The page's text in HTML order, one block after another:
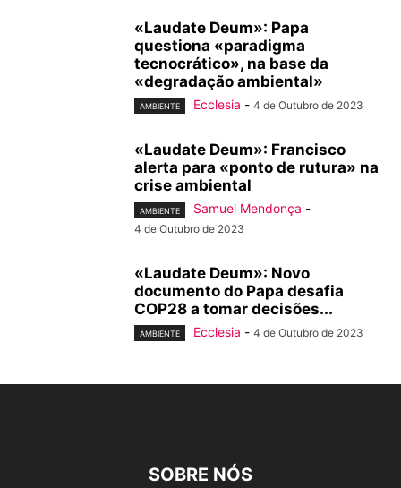
«Laudate Deum»: Papa
questiona «paradigma
tecnocrático», na base da
«degradação ambiental»
AMBIENTE Ecclesia - 4 de Outubro de 2023
«Laudate Deum»: Francisco
alerta para «ponto de rutura» na
crise ambiental
AMBIENTE Samuel Mendonça -
4 de Outubro de 2023
«Laudate Deum»: Novo
documento do Papa desafia
COP28 a tomar decisões...
AMBIENTE Ecclesia - 4 de Outubro de 2023
SOBRE NÓS